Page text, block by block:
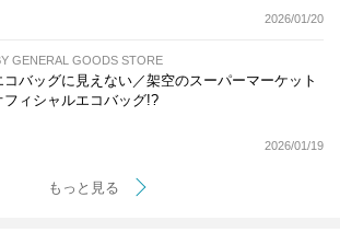
2026/01/20
GENERAL GOODS STORE
コバッグに見えない／架空のスーパーマーケット
フィシャルエコバッグ!?
2026/01/19
もっと見る